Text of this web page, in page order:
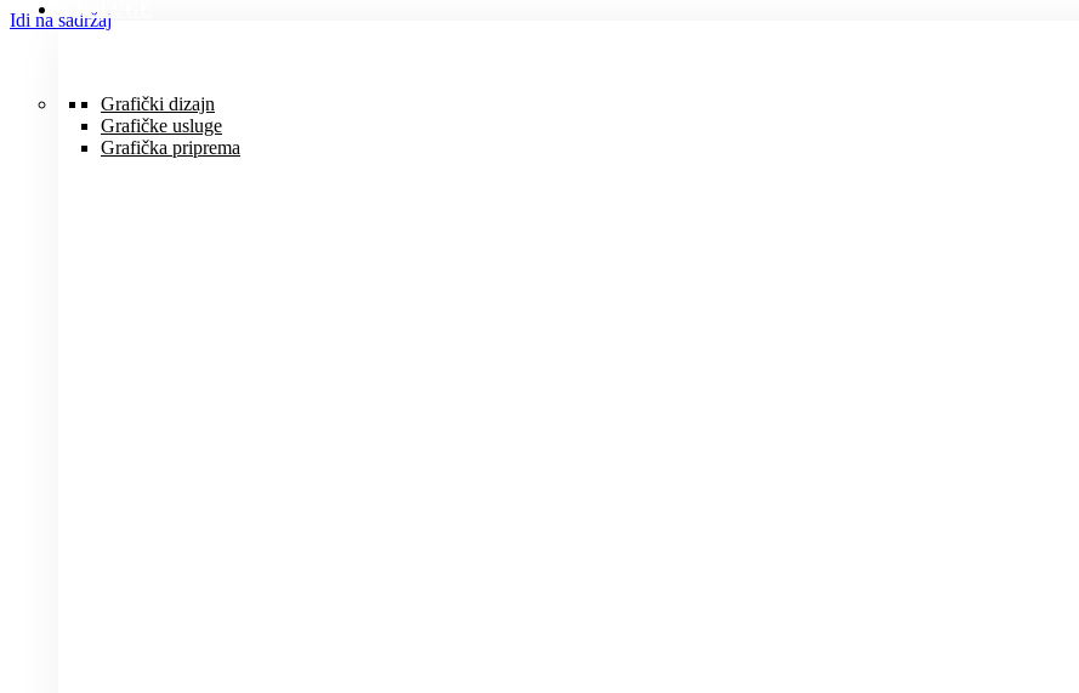
Idi na sadržajUSLUGE
Grafički dizajn
Grafičke usluge
Grafička priprema